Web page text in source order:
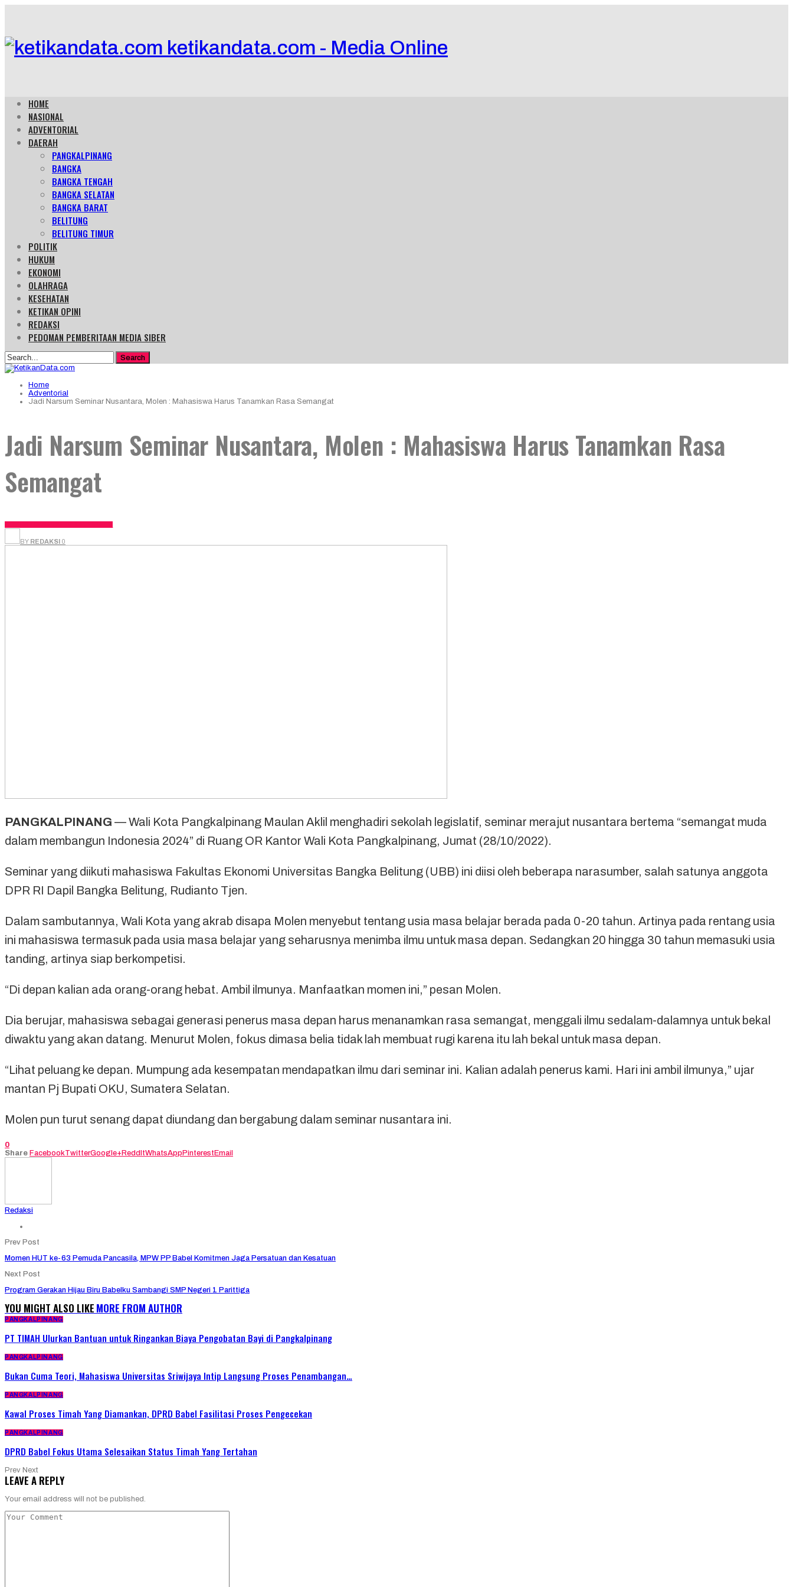
ketikandata.com - Media Online
HOME
NASIONAL
ADVENTORIAL
DAERAH
PANGKALPINANG
BANGKA
BANGKA TENGAH
BANGKA SELATAN
BANGKA BARAT
BELITUNG
BELITUNG TIMUR
POLITIK
HUKUM
EKONOMI
OLAHRAGA
KESEHATAN
KETIKAN OPINI
REDAKSI
PEDOMAN PEMBERITAAN MEDIA SIBER
Home
Adventorial
Jadi Narsum Seminar Nusantara, Molen : Mahasiswa Harus Tanamkan Rasa Semangat
Jadi Narsum Seminar Nusantara, Molen : Mahasiswa Harus Tanamkan Rasa
Semangat
BY REDAKSI 0
PANGKALPINANG — Wali Kota Pangkalpinang Maulan Aklil menghadiri sekolah legislatif, seminar merajut nusantara bertema “semangat muda
dalam membangun Indonesia 2024” di Ruang OR Kantor Wali Kota Pangkalpinang, Jumat (28/10/2022).
Seminar yang diikuti mahasiswa Fakultas Ekonomi Universitas Bangka Belitung (UBB) ini diisi oleh beberapa narasumber, salah satunya anggota
DPR RI Dapil Bangka Belitung, Rudianto Tjen.
Dalam sambutannya, Wali Kota yang akrab disapa Molen menyebut tentang usia masa belajar berada pada 0-20 tahun. Artinya pada rentang usia
ini mahasiswa termasuk pada usia masa belajar yang seharusnya menimba ilmu untuk masa depan. Sedangkan 20 hingga 30 tahun memasuki usia
tanding, artinya siap berkompetisi.
“Di depan kalian ada orang-orang hebat. Ambil ilmunya. Manfaatkan momen ini,” pesan Molen.
Dia berujar, mahasiswa sebagai generasi penerus masa depan harus menanamkan rasa semangat, menggali ilmu sedalam-dalamnya untuk bekal
diwaktu yang akan datang. Menurut Molen, fokus dimasa belia tidak lah membuat rugi karena itu lah bekal untuk masa depan.
“Lihat peluang ke depan. Mumpung ada kesempatan mendapatkan ilmu dari seminar ini. Kalian adalah penerus kami. Hari ini ambil ilmunya,” ujar
mantan Pj Bupati OKU, Sumatera Selatan.
Molen pun turut senang dapat diundang dan bergabung dalam seminar nusantara ini.
0
Share FacebookTwitterGoogle+ReddItWhatsAppPinterestEmail
Redaksi
Prev Post
Momen HUT ke-63 Pemuda Pancasila, MPW PP Babel Komitmen Jaga Persatuan dan Kesatuan
Next Post
Program Gerakan Hijau Biru Babelku Sambangi SMP Negeri 1 Parittiga
YOU MIGHT ALSO LIKE MORE FROM AUTHOR
PANGKALPINANG
PT TIMAH Ulurkan Bantuan untuk Ringankan Biaya Pengobatan Bayi di Pangkalpinang
PANGKALPINANG
Bukan Cuma Teori, Mahasiswa Universitas Sriwijaya Intip Langsung Proses Penambangan…
PANGKALPINANG
Kawal Proses Timah Yang Diamankan, DPRD Babel Fasilitasi Proses Pengecekan
PANGKALPINANG
DPRD Babel Fokus Utama Selesaikan Status Timah Yang Tertahan
Prev Next
LEAVE A REPLY
Your email address will not be published.